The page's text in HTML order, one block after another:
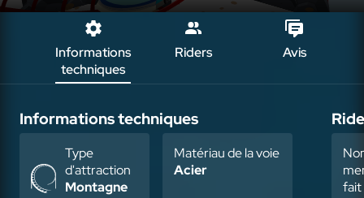
Informations
techniques
Riders Avis
Informations techniques
Type
d'attraction
Montagne
Matériau de la voie
Acier
fait